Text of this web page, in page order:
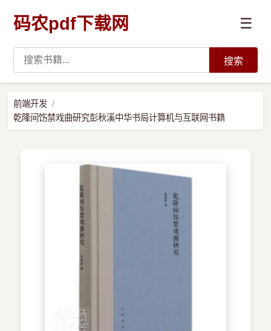
码农pdf下载网 ☰
数据科学与人工智能
搜索
前端开发
乾隆间饬禁戏曲研究彭秋溪中华书局计算机与互联网书籍